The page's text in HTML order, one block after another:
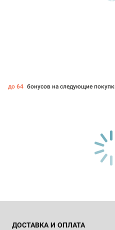
до 64 бонусов на следующие
ДОСТАВКА И ОПЛАТА